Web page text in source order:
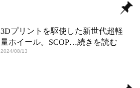
3Dプリントを駆使した新世代超軽
量ホイール。SCOP…続きを読む
2024/08/13